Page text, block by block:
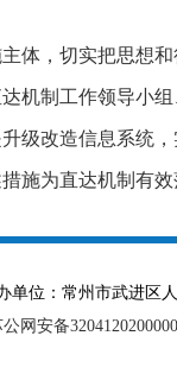
体，切实把思想
机制工作领导小
级改造信息系统
施为直达机制有
单位：常州市武进
网安备